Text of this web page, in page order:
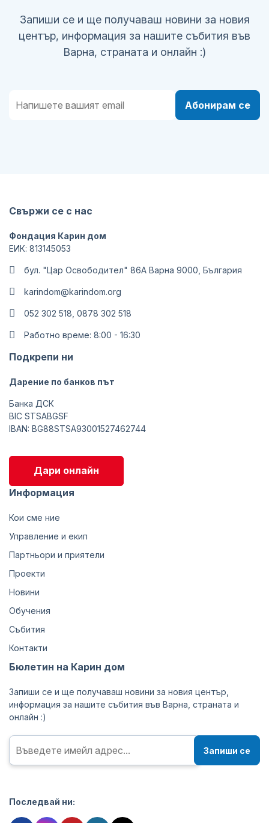
Запиши се и ще получаваш новини за новия
център, информация за нашите събития във
Варна, страната и онлайн :)
Абонирам се
Свържи се с нас
Фондация Карин дом
ЕИК: 813145053
бул. "Цар Освободител" 86А Варна 9000, България
karindom@karindom.org
052 302 518, 0878 302 518
Работно време: 8:00 - 16:30
Подкрепи ни
Дарение по банков път
Банка ДСК
BIC STSABGSF
IBAN: BG88STSA93001527462744
Дари онлайн
Информация
Кои сме ние
Управление и екип
Партньори и приятели
Проекти
Новини
Обучения
Събития
Контакти
Бюлетин на Карин дом
Запиши се и ще получаваш новини за новия център,
информация за нашите събития във Варна, страната и
онлайн :)
Запиши се
Последвай ни: